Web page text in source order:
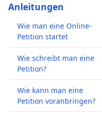
Anleitungen
Wie man eine Online-
Petition startet
Wie schreibt man eine
Petition?
Wie kann man eine
Petition voranbringen?